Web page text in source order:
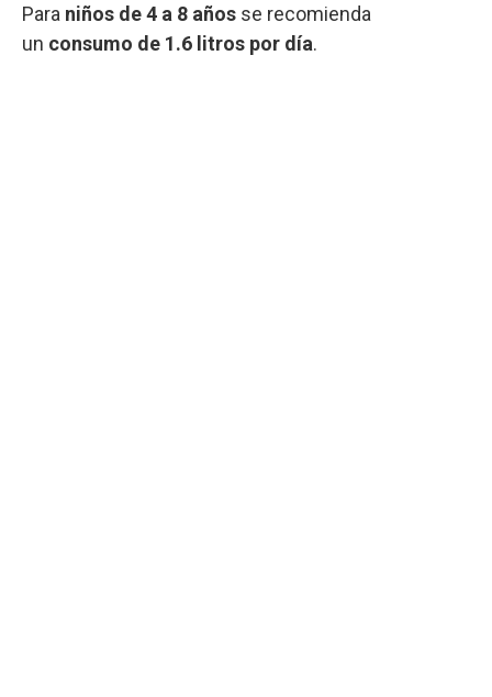
Para niños de 4 a 8 años se recomienda
un consumo de 1.6 litros por día.